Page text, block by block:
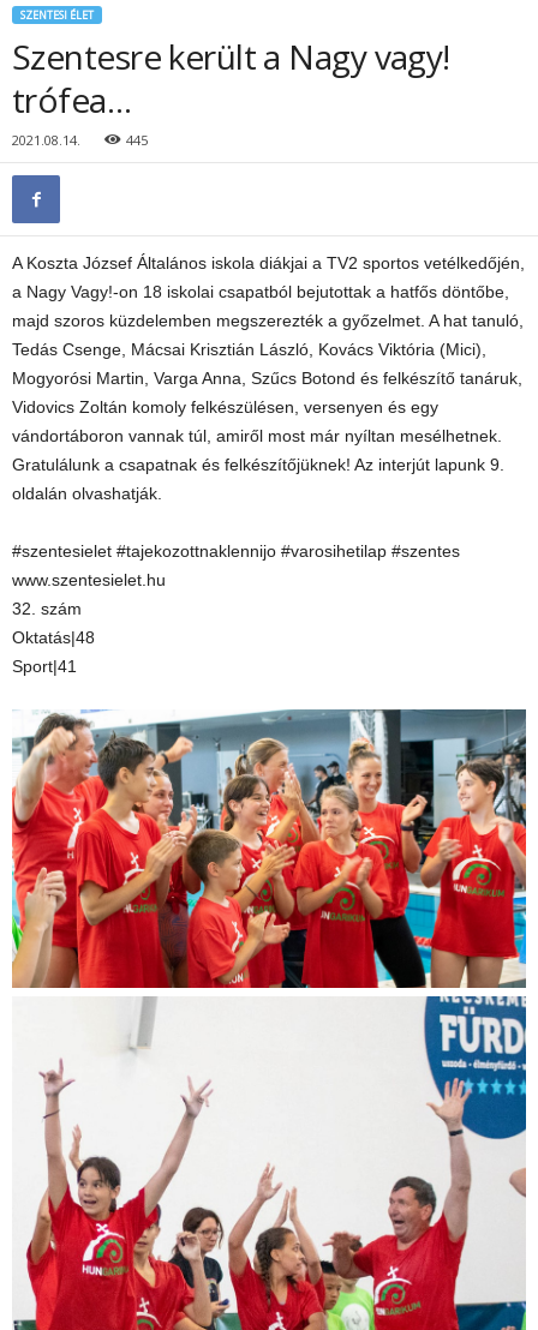
SZENTESI ÉLET
Szentesre került a Nagy vagy!
trófea…
2021.08.14. 445
A Koszta József Általános iskola diákjai a TV2 sportos vetélkedőjén,
a Nagy Vagy!-on 18 iskolai csapatból bejutottak a hatfős döntőbe,
majd szoros küzdelemben megszerezték a győzelmet. A hat tanuló,
Tedás Csenge, Mácsai Krisztián László, Kovács Viktória (Mici),
Mogyorósi Martin, Varga Anna, Szűcs Botond és felkészítő tanáruk,
Vidovics Zoltán komoly felkészülésen, versenyen és egy
vándortáboron vannak túl, amiről most már nyíltan mesélhetnek.
Gratulálunk a csapatnak és felkészítőjüknek! Az interjút lapunk 9.
oldalán olvashatják.
#szentesielet #tajekozottnaklennijo #varosihetilap #szentes
www.szentesielet.hu
32. szám
Oktatás|48
Sport|41